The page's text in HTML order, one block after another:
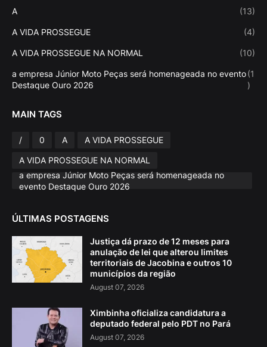
A (13)
A VIDA PROSSEGUE (4)
A VIDA PROSSEGUE NA NORMAL (10)
a empresa Júnior Moto Peças será homenageada no evento
Destaque Ouro 2026
(1
)
MAIN TAGS
/ 0 A
A VIDA PROSSEGUE
A VIDA PROSSEGUE NA NORMAL
a empresa Júnior Moto Peças será homenageada no
evento Destaque Ouro 2026
ÚLTIMAS POSTAGENS
Justiça dá prazo de 12 meses para
anulação de lei que alterou limites
territoriais de Jacobina e outros 10
municípios da região
August 07, 2026
Ximbinha oficializa candidatura a
deputado federal pelo PDT no Pará
August 07, 2026